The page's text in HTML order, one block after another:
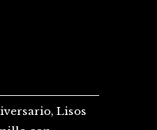
,Lisos